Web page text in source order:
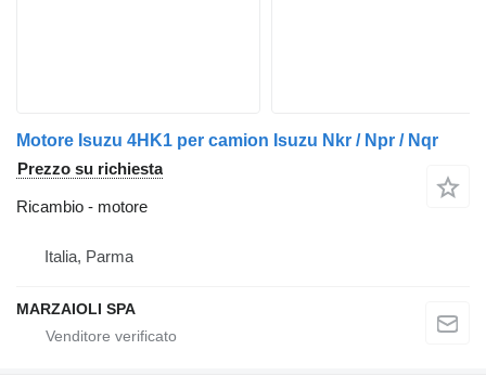
Motore Isuzu 4HK1 per camion Isuzu Nkr / Npr / Nqr
Prezzo su richiesta
Ricambio - motore
Italia, Parma
MARZAIOLI SPA